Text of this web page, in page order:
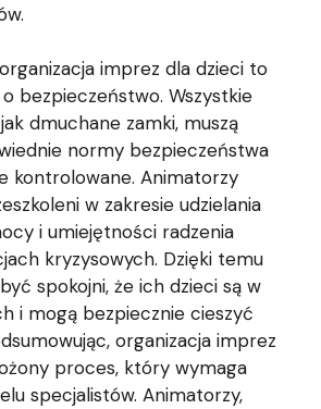
imprez dla dzieci to
bezpieczeństwo. Wszystkie
dmuchane zamki, muszą
normy bezpieczeństwa
kontrolowane. Animatorzy
w zakresie udzielania
i umiejętności radzenia
kryzysowych. Dzięki temu
spokojni, że ich dzieci są w
i mogą bezpiecznie cieszyć
organizacja imprez
proces, który wymaga
specjalistów. Animatorzy,